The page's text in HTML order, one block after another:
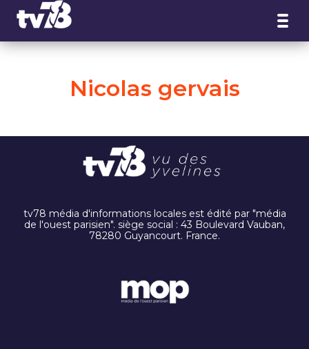
Nicolas gervais
tv78 média d'informations locales est édité par "média
de l'ouest parisien". siège social : 43 Boulevard Vauban,
78280 Guyancourt. France.
Panneau de gestion des cookies